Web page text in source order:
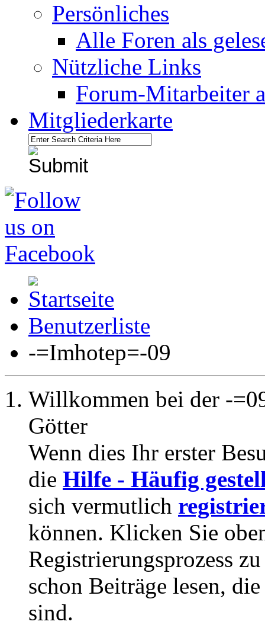
Persönliches
Alle Foren als
Nützliche Links
Forum-Mitarbeiter
Mitgliederkarte
Benutzerliste
-=Imhotep=-09
Willkommen bei der -
Götter
Wenn dies Ihr erster
die Hilfe - Häufig
sich vermutlich
können. Klicken Sie
Registrierungsprozess
schon Beiträge lesen,
sind.